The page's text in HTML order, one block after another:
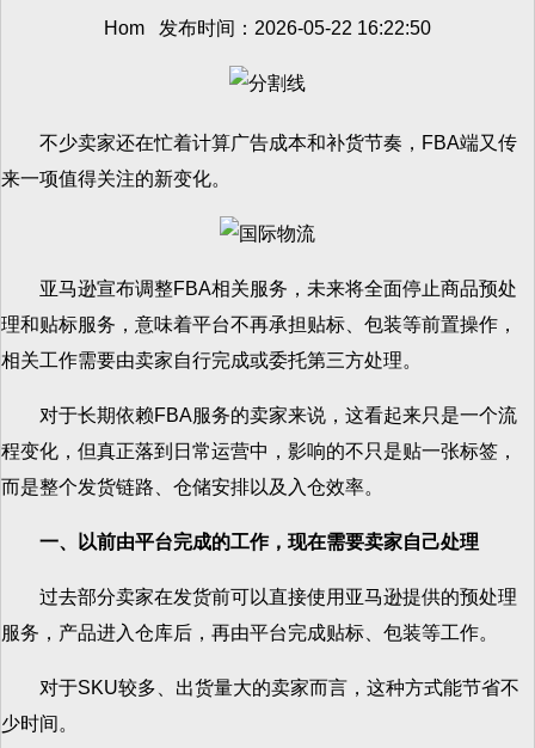
Hom 发布时间：2026-05-22 16:22:50
不少卖家还在忙着计算广告成本和补货节奏，FBA端又传
来一项值得关注的新变化。
亚马逊宣布调整FBA相关服务，未来将全面停止商品预处
理和贴标服务，意味着平台不再承担贴标、包装等前置操作，
相关工作需要由卖家自行完成或委托第三方处理。
对于长期依赖FBA服务的卖家来说，这看起来只是一个流
程变化，但真正落到日常运营中，影响的不只是贴一张标签，
而是整个发货链路、仓储安排以及入仓效率。
一、以前由平台完成的工作，现在需要卖家自己处理
过去部分卖家在发货前可以直接使用亚马逊提供的预处理
服务，产品进入仓库后，再由平台完成贴标、包装等工作。
对于SKU较多、出货量大的卖家而言，这种方式能节省不
少时间。